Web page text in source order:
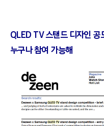
QLED TV 스탠드 디자인 공
누구나 참여 가능해